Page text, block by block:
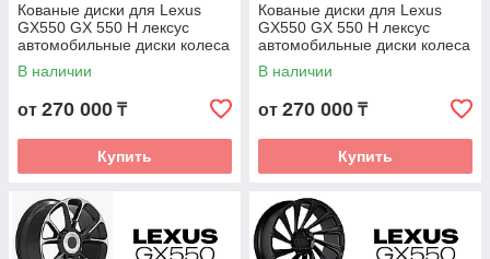
Кованые диски для Lexus
GX550 GX 550 H лексус
автомобильные диски колеса
ковка диск
В наличии
от 270 000 ₸
Купить
Кованые диски для Lexus
GX550 GX 550 H лексус
автомобильные диски колеса
ковка диск
В наличии
от 270 000 ₸
Купить